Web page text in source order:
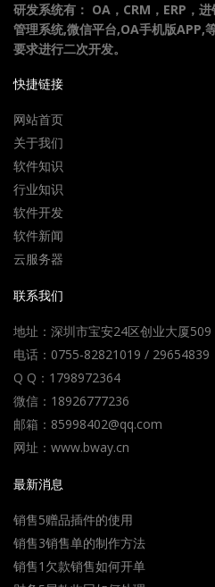
研发系统有： OA，CRM，ERP，
管理系统,微信平台,OA手机版APP,
要求进行二次开发。
快捷链接
网站首页
关于我们
软件知识
行业知识
软件开发
软件新闻
云服务器
联系我们
地址：深圳市宝安24区创业大厦509
电话：0755-82821019 / 29654839
Q Q：1798972364
微信：18926777236
邮箱：85998402@qq.com
网址：www.bway.cn
最新消息
销售5赠品插件的使用
销售3销售单的制作方法
销售1欠款销售如何开单